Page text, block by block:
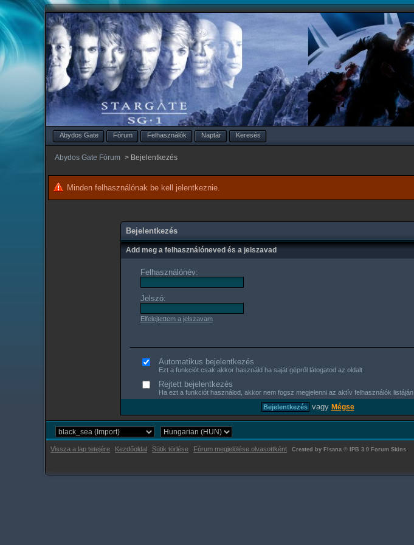
Abydos Gate Fórum Felhasználók Naptár Keresés
Abydos Gate Fórum > Bejelentkezés
Minden felhasználónak be kell jelentkeznie.
Bejelentkezés
Add meg a felhasználóneved és a jelszavad
Felhasználónév:
Jelszó:
Elfelejtettem a jelszavam
Automatikus bejelentkezés
Ezt a funkciót csak akkor használd ha saját gépről látogatod az oldalt
Rejtett bejelentkezés
Ha ezt a funkciót használod, akkor nem fogsz megjelenni az aktív felhasználók listáján
vagy Mégse
Vissza a lap tetejére Kezdőoldal Sütik törlése Fórum megjelölése olvasottként Created by Fisana © IPB 3.0 Forum Skins